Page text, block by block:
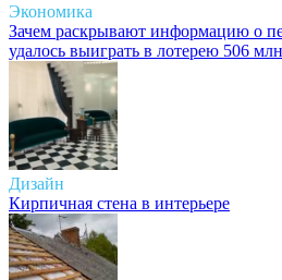
Экономика
Зачем раскрывают информацию о
удалось выиграть в лотерею 506
Дизайн
Кирпичная стена в интерьере